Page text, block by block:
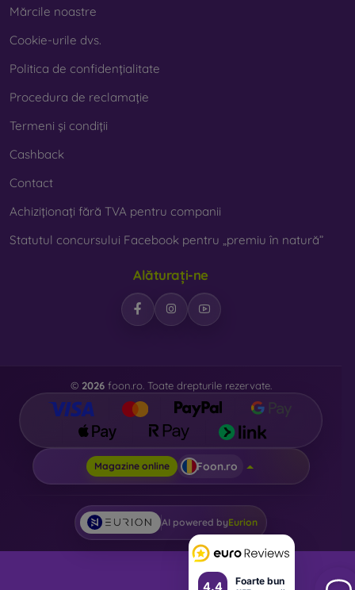
4.4 Foarte bun
Mărcile noastre
Cookie-urile dvs.
Politica de confidențialitate
Procedura de reclamație
Termeni și condiții
Cashback
Contact
Achiziționați fără TVA pentru companii
Statutul concursului Facebook pentru „premiu în natură”
Alăturați-ne
© 2026foon.ro. Toate drepturile rezervate.
Magazine online Foon.ro
AI powered byEurion